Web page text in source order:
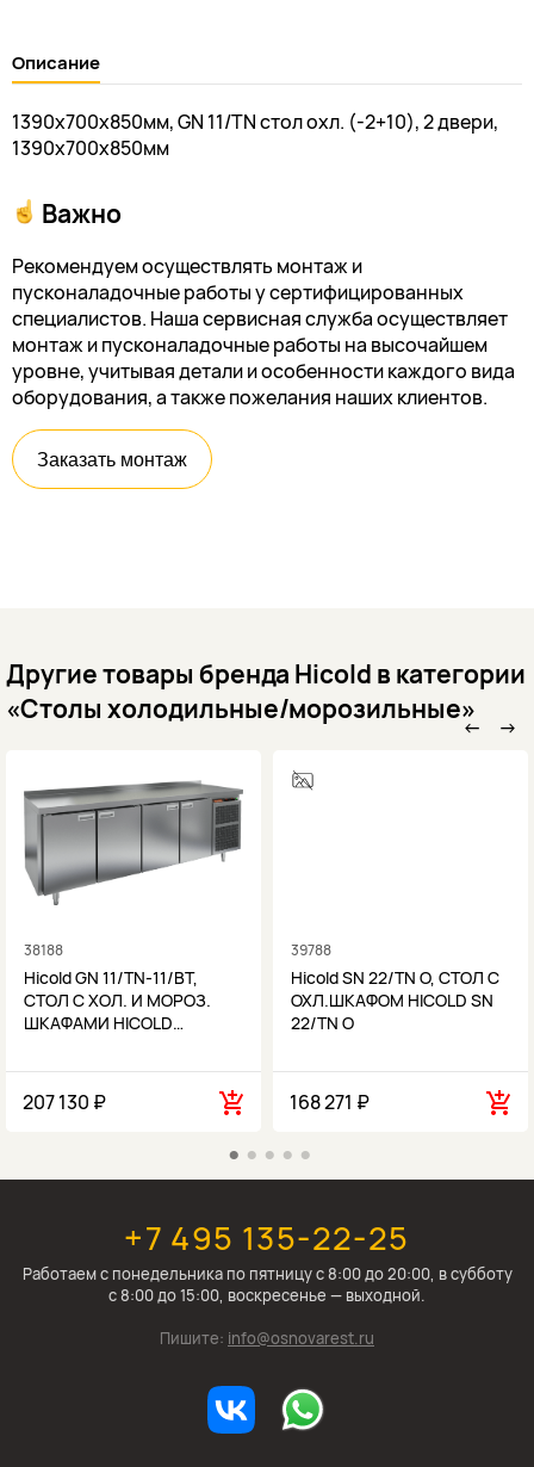
Описание
1390х700х850мм, GN 11/TN стол охл. (-2+10), 2 двери,
1390х700х850мм
Важно
Рекомендуем осуществлять монтаж и
пусконаладочные работы у сертифицированных
специалистов. Наша сервисная служба осуществляет
монтаж и пусконаладочные работы на высочайшем
уровне, учитывая детали и особенности каждого вида
оборудования, а также пожелания наших клиентов.
Заказать монтаж
Другие товары бренда Hicold в категории
«Столы холодильные/морозильные»
←
38188
Hicold GN 11/TN-11/BT,
СТОЛ С ХОЛ. И МОРОЗ.
ШКАФАМИ HICOLD…
207 130 ₽
39788
Hicold SN 22/TN О, СТОЛ С
ОХЛ.ШКАФОМ HICOLD SN
22/TN О
168 271 ₽
→
+7 495 135-22-25
Работаем c понедельника по пятницу с 8:00 до 20:00, в субботу
с 8:00 до 15:00, воскресенье — выходной.
Пишите: info@osnovarest.ru